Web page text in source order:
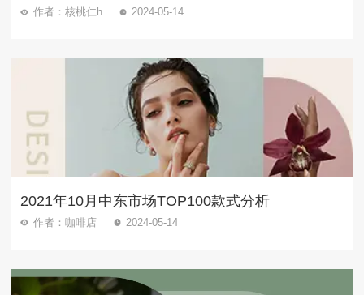
作者：核桃仁h 2024-05-14
2021年10月中东市场TOP100款式分析
作者：咖啡店 2024-05-14